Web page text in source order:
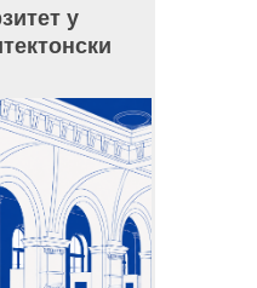
у